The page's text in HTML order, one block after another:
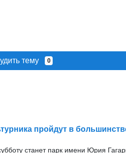
тему 0
пройдут в
станет парк имени Юрия